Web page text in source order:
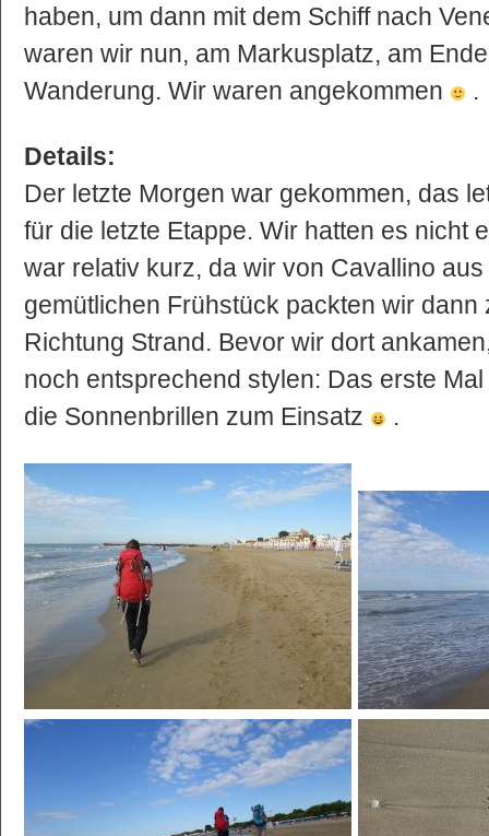
haben, um dann mit dem Schiff nach
waren wir nun, am Markusplatz, am
Wanderung. Wir waren angekommen
.
Details:
Der letzte Morgen war gekommen, das
für die letzte Etappe. Wir hatten es nicht
war relativ kurz, da wir von Cavallino
gemütlichen Frühstück packten wir dann
Richtung Strand. Bevor wir dort
noch entsprechend stylen: Das erste
die Sonnenbrillen zum Einsatz
.